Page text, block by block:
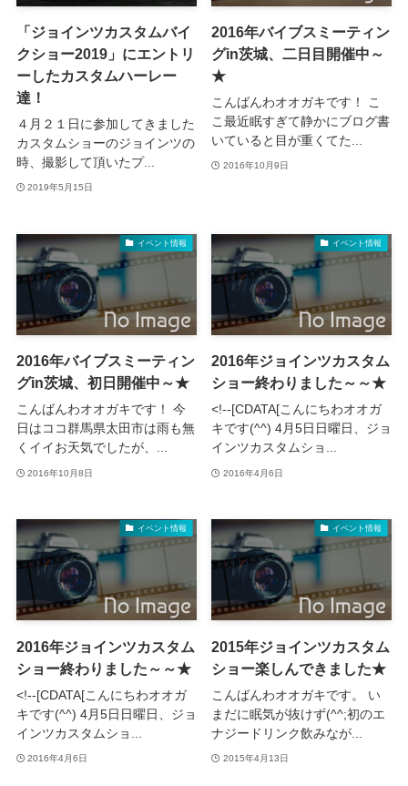
「ジョインツカスタムバイ
クショー2019」にエントリ
ーしたカスタムハーレー
達！
４月２１日に参加してきました
カスタムショーのジョインツの
時、撮影して頂いたプ...
2019年5月15日
2016年バイブスミーティン
グin茨城、二日目開催中～
★
こんばんわオオガキです！ こ
こ最近眠すぎて静かにブログ書
いていると目が重くてた...
2016年10月9日
イベント情報
2016年バイブスミーティン
グin茨城、初日開催中～★
こんばんわオオガキです！ 今
日はココ群馬県太田市は雨も無
くイイお天気でしたが、...
2016年10月8日
イベント情報
2016年ジョインツカスタム
ショー終わりました～～★
<!--[CDATA[こんにちわオオガ
キです(^^) 4月5日日曜日、ジョ
インツカスタムショ...
2016年4月6日
イベント情報
2016年ジョインツカスタム
ショー終わりました～～★
<!--[CDATA[こんにちわオオガ
キです(^^) 4月5日日曜日、ジョ
インツカスタムショ...
2016年4月6日
イベント情報
2015年ジョインツカスタム
ショー楽しんできました★
こんばんわオオガキです。 い
まだに眠気が抜けず(^^;初のエ
ナジードリンク飲みなが...
2015年4月13日